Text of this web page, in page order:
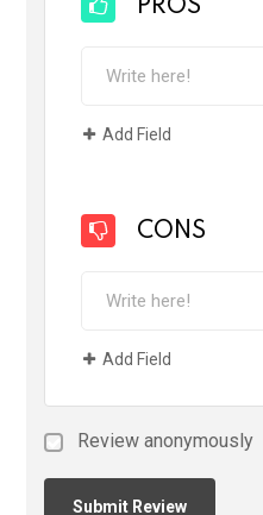
PROS
Add Field
CONS
Add Field
Review anonymously